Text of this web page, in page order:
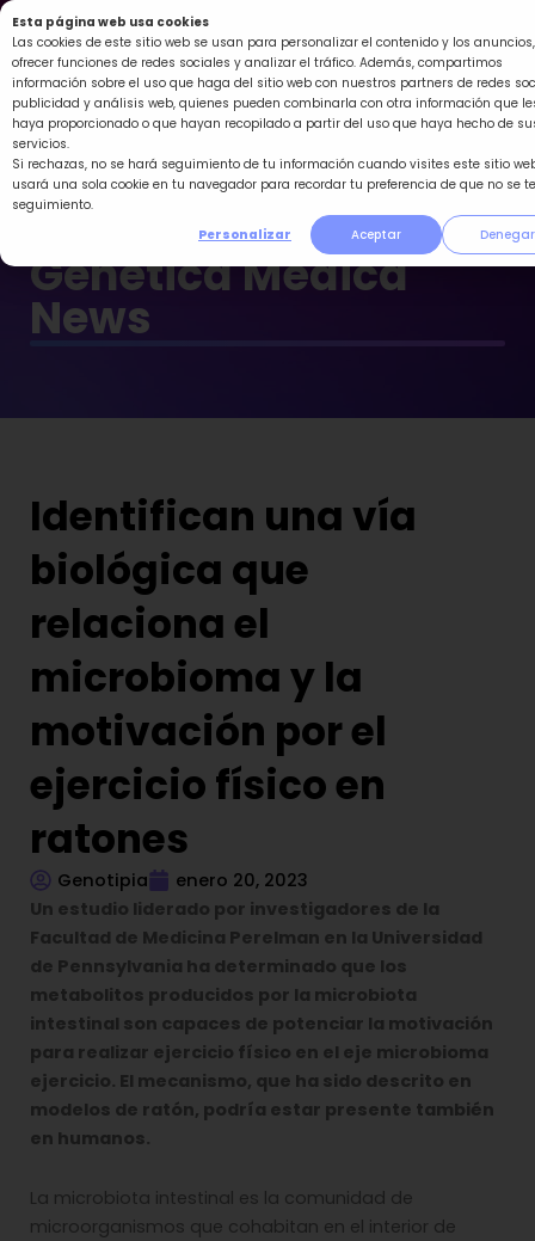
Esta página web usa cookies
Las cookies de este sitio web se usan para personalizar el contenido y los anuncios,
ofrecer funciones de redes sociales y analizar el tráfico. Además, compartimos
información sobre el uso que haga del sitio web con nuestros partners de redes
publicidad y análisis web, quienes pueden combinarla con otra información que
haya proporcionado o que hayan recopilado a partir del uso que haya hecho de
servicios.
Si rechazas, no se hará seguimiento de tu información cuando visites este sitio
usará una sola cookie en tu navegador para recordar tu preferencia de que no se
seguimiento.
Personalizar
Aceptar Denegar
Ir
al
contenido
Genética Médica
News
Identifican una vía
biológica que
relaciona el
microbioma y la
motivación por el
ejercicio físico en
ratones
Genotipia
enero 20, 2023
Un estudio liderado por investigadores de la
Facultad de Medicina Perelman en la Universidad
de Pennsylvania ha determinado que los
metabolitos producidos por la microbiota
intestinal son capaces de potenciar la motivación
para realizar ejercicio físico en el eje microbioma
ejercicio. El mecanismo, que ha sido descrito en
modelos de ratón, podría estar presente también
en humanos.
La microbiota intestinal es la comunidad de
microorganismos que cohabitan en el interior de